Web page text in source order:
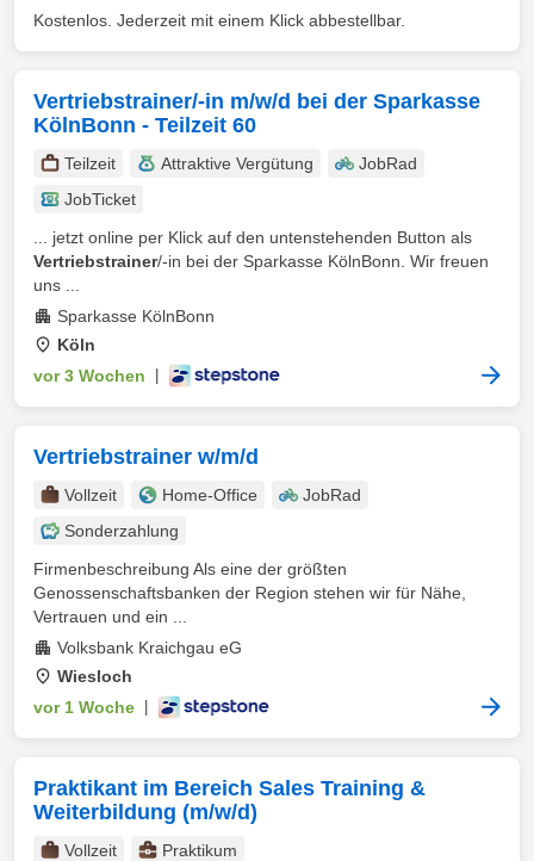
Kostenlos. Jederzeit mit einem Klick abbestellbar.
Vertriebstrainer/-in m/w/d bei der Sparkasse
KölnBonn - Teilzeit 60
Teilzeit Attraktive Vergütung
JobRad
JobTicket
... jetzt online per Klick auf den untenstehenden Button als
Vertriebstrainer/-in bei der Sparkasse KölnBonn. Wir freuen
uns ...
Sparkasse KölnBonn
Köln
vor 3 Wochen
Vertriebstrainer w/m/d
Vollzeit Home-Office
JobRad
Sonderzahlung
Firmenbeschreibung Als eine der größten
Genossenschaftsbanken der Region stehen wir für Nähe,
Vertrauen und ein ...
Volksbank Kraichgau eG
Wiesloch
vor 1 Woche
Praktikant im Bereich Sales Training &
Weiterbildung (m/w/d)
Vollzeit
Praktikum